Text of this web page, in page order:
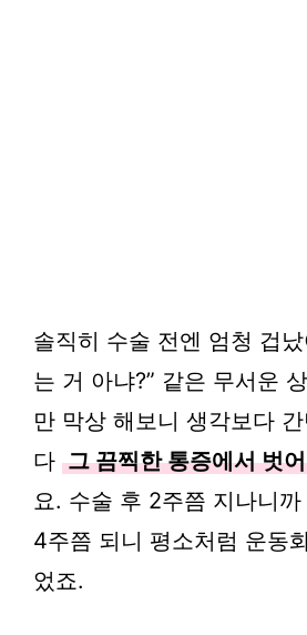
솔직히 수술 전엔 엄청 겁
는 거 아냐?” 같은 무서운
만 막상 해보니 생각보다
다 그 끔찍한 통증에서 벗
요. 수술 후 2주쯤 지나니
4주쯤 되니 평소처럼 운동
었죠.